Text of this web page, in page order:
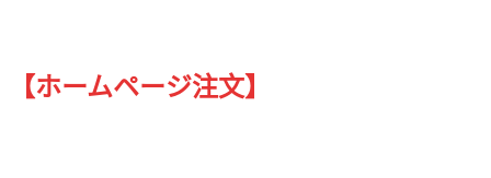
【ホームページ注文】